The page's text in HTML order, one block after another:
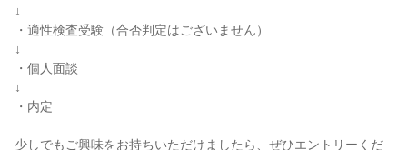
↓
・適性検査受験（合否判定はございません）
↓
・個人面談
↓
・内定
少しでもご興味をお持ちいただけましたら、ぜひエントリーくだ